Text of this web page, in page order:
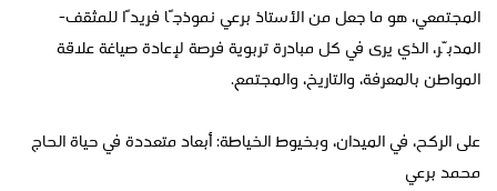
المجتمعي، هو ما جعل من الأستاذ برعي نموذجًا فريدًا للمثقف-
المدبّر، الذي يرى في كل مبادرة تربوية فرصة لإعادة صياغة علاقة
المواطن بالمعرفة، والتاريخ، والمجتمع.
على الركح، في الميدان، وبخيوط الخياطة: أبعاد متعددة في حياة الحاج
محمد برعي